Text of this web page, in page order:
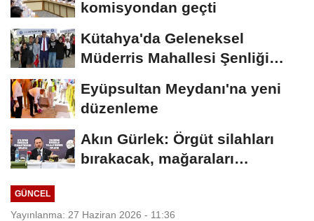
komisyondan geçti
Kütahya'da Geleneksel
Müderris Mahallesi Şenliği
Eyüpsultan Meydanı'na yeni
düzenleme
Akın Gürlek: Örgüt silahları
bırakacak, mağaraları
GÜNCEL
Yayınlanma: 27 Haziran 2026 - 11:36